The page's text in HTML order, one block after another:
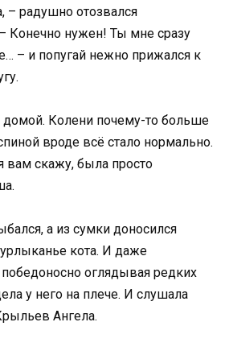
– радушно отозвался
Конечно нужен! Ты мне сразу
– и попугай нежно прижался к
Колени почему-то больше
вроде всё стало нормально.
вам скажу, была просто
а из сумки доносился
кота. И даже
оглядывая редких
у него на плече. И слушала
Ангела.